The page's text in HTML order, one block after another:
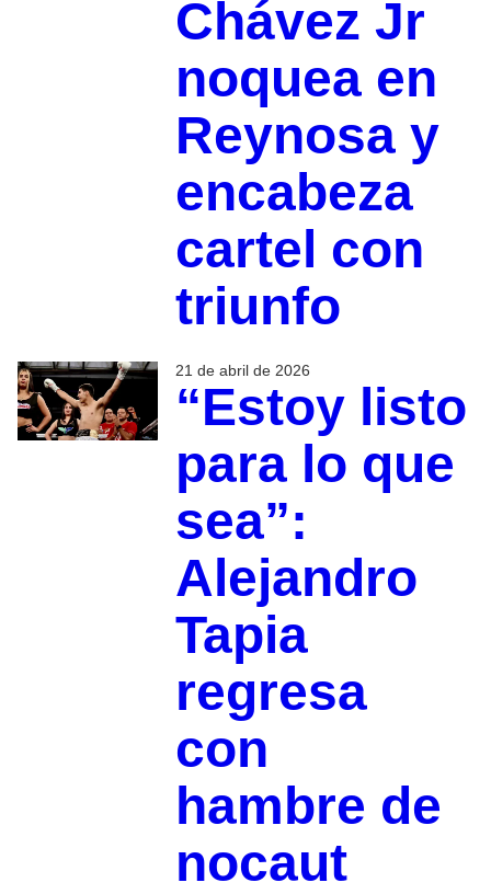
Chávez Jr
noquea en
Reynosa y
encabeza
cartel con
triunfo
21 de abril de 2026
“Estoy listo
para lo que
sea”:
Alejandro
Tapia
regresa
con
hambre de
nocaut